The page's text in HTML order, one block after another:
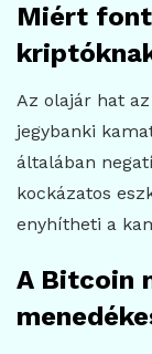
Miért
Az olajár hat
jegybanki
általában
kockázatos
enyhítheti a
A Bitcoin